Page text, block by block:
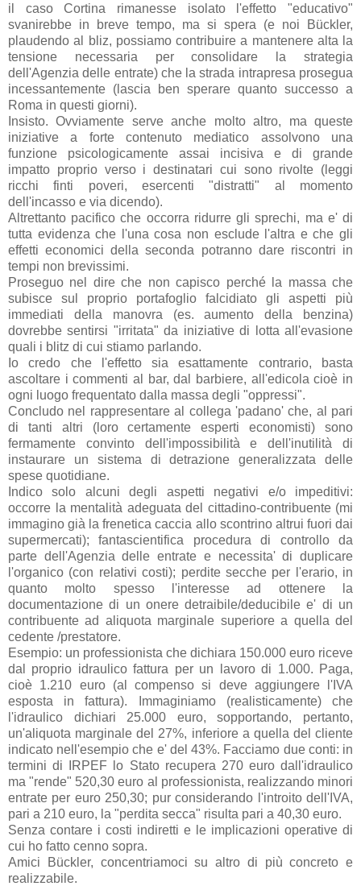
il caso Cortina rimanesse isolato l'effetto "educativo"
svanirebbe in breve tempo, ma si spera (e noi Bückler,
plaudendo al bliz, possiamo contribuire a mantenere alta la
tensione necessaria per consolidare la strategia
dell'Agenzia delle entrate) che la strada intrapresa prosegua
incessantemente (lascia ben sperare quanto successo a
Roma in questi giorni).
Insisto. Ovviamente serve anche molto altro, ma queste
iniziative a forte contenuto mediatico assolvono una
funzione psicologicamente assai incisiva e di grande
impatto proprio verso i destinatari cui sono rivolte (leggi
ricchi finti poveri, esercenti "distratti" al momento
dell'incasso e via dicendo).
Altrettanto pacifico che occorra ridurre gli sprechi, ma e' di
tutta evidenza che l'una cosa non esclude l'altra e che gli
effetti economici della seconda potranno dare riscontri in
tempi non brevissimi.
Proseguo nel dire che non capisco perché la massa che
subisce sul proprio portafoglio falcidiato gli aspetti più
immediati della manovra (es. aumento della benzina)
dovrebbe sentirsi "irritata" da iniziative di lotta all'evasione
quali i blitz di cui stiamo parlando.
Io credo che l'effetto sia esattamente contrario, basta
ascoltare i commenti al bar, dal barbiere, all'edicola cioè in
ogni luogo frequentato dalla massa degli "oppressi".
Concludo nel rappresentare al collega 'padano' che, al pari
di tanti altri (loro certamente esperti economisti) sono
fermamente convinto dell'impossibilità e dell'inutilità di
instaurare un sistema di detrazione generalizzata delle
spese quotidiane.
Indico solo alcuni degli aspetti negativi e/o impeditivi:
occorre la mentalità adeguata del cittadino-contribuente (mi
immagino già la frenetica caccia allo scontrino altrui fuori dai
supermercati); fantascientifica procedura di controllo da
parte dell'Agenzia delle entrate e necessita' di duplicare
l'organico (con relativi costi); perdite secche per l'erario, in
quanto molto spesso l'interesse ad ottenere la
documentazione di un onere detraibile/deducibile e' di un
contribuente ad aliquota marginale superiore a quella del
cedente /prestatore.
Esempio: un professionista che dichiara 150.000 euro riceve
dal proprio idraulico fattura per un lavoro di 1.000. Paga,
cioè 1.210 euro (al compenso si deve aggiungere l'IVA
esposta in fattura). Immaginiamo (realisticamente) che
l'idraulico dichiari 25.000 euro, sopportando, pertanto,
un'aliquota marginale del 27%, inferiore a quella del cliente
indicato nell'esempio che e' del 43%. Facciamo due conti: in
termini di IRPEF lo Stato recupera 270 euro dall'idraulico
ma "rende" 520,30 euro al professionista, realizzando minori
entrate per euro 250,30; pur considerando l'introito dell'IVA,
pari a 210 euro, la "perdita secca" risulta pari a 40,30 euro.
Senza contare i costi indiretti e le implicazioni operative di
cui ho fatto cenno sopra.
Amici Bückler, concentriamoci su altro di più concreto e
realizzabile.